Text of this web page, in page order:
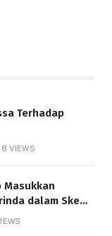
Terhadap
VIEWS
Masukkan
dalam Skema